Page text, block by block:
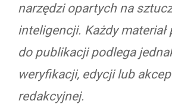
narzędzi opartych na
inteligencji. Każdy materiał
do publikacji podlega
weryfikacji, edycji lub
redakcyjnej.